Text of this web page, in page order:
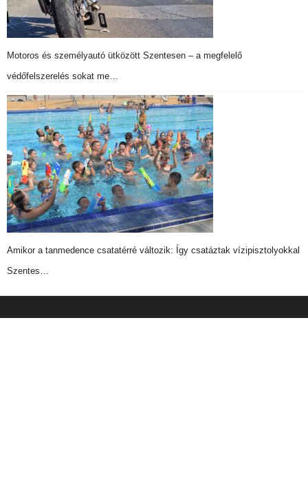
Motoros és személyautó ütközött Szentesen – a megfelelő
védőfelszerelés sokat me…
Amikor a tanmedence csatatérré változik: Így csatáztak vízipisztolyokkal
Szentes…